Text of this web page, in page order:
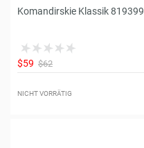
Komandirskie Klassik 819399
$59 $62
NICHT VORRÄTIG